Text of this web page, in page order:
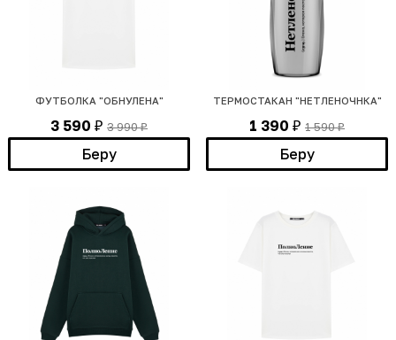
ФУТБОЛКА "ОБНУЛЕНА"
3 590 ₽ 3 990₽
Беру
ТЕРМОСТАКАН "НЕТЛЕНОЧНКА"
1 390 ₽ 1 590₽
Беру